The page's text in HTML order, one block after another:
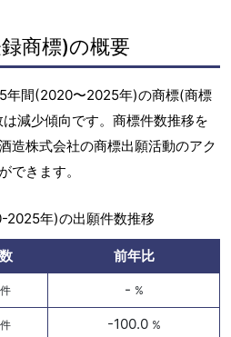
商標)の概要
年間(2020〜2025年)の商標(商標
減少傾向です。商標件数推移を
造株式会社の商標出願活動のアク
できます。
2025年)の出願件数推移
前年比
件 - %
件 -100.0 %